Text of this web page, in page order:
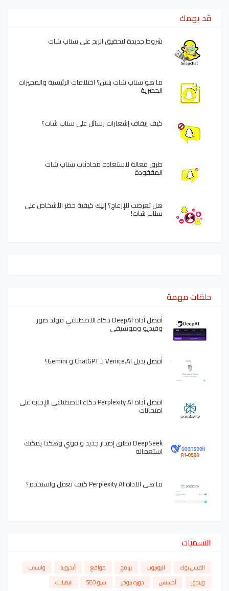
قد يهمك
شروط جديدة لتحقيق الربح على سناب شات
ما هو سناب شات بلس؟ اختلافات الرئيسية والمميزات
الحصرية
كيف إيقاف إشعارات رسائل على سناب شات؟
طرق فعالة لاستعادة محادثات سناب شات
المفقودة
هل تعرضت للإزعاج؟ إليك كيفية حظر الأشخاص على
سناب شات!
حلقات مهمة
أفضل أداة DeepAI ذكاء الاصطناعي مولد صور
وفيديو وموسيقى
أفضل بديل Venice.AI لـ ChatGPT و Gemini؟
افضل أداة Perplexity AI ذكاء الاصطناعي الإجابة على
امتحانات
DeepSeek تطلق إصدار جديد و قوي وهكذا يمكنك
استعماله
ما هي الاداة Perplexity AI كيف تعمل واستخدم؟
التسميات
الفيس بوك اليوتيوب برامج مواقع أندرويد
واتساب
ويندوز
أدسنس دورة بلوجر سيو SEO ايميلات